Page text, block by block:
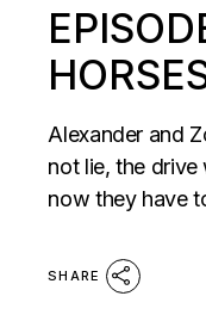
Alexander and
not lie, the drive
now they have
SHARE